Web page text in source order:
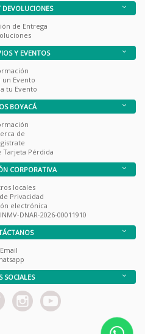
DEVOLUCIONES
de Entrega
Y EVENTOS
un Evento
tu Evento
BOYACÁ
de
Tarjeta Pérdida
CORPORATIVA
locales
Privacidad
electrónica
DNAR-2026-00011910
Email
SOCIALES